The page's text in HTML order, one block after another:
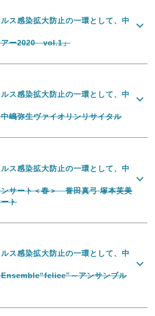
ス感染拡大防止の一環として、中
アー2020 vol.1」
ス感染拡大防止の一環として、中
嶋弥生ヴァイオリンリサイタル
ス感染拡大防止の一環として、中
ンサート＜春＞ 誉田真弓 塚本芙美
ト
ス感染拡大防止の一環として、中
～アンサンブル